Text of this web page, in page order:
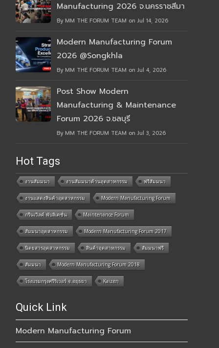
Manufacturing 2026 จ.นครราชสีมา
By MM THE FORUM TEAM on Jul 14, 2026
Modern Manufacturing Forum
2026 @Songkhla
By MM THE FORUM TEAM on Jul 4, 2026
Post Show Modern
Manufacturing & Maintenance
Forum 2026 จ.ชลบุรี
By MM THE FORUM TEAM on Jul 3, 2026
Hot Tags
งานสัมมนา งานสัมมนาด้านอุตสาหกรรม ฟรีสัมมนา
งานแสดงสินค้าอุตสาหกรรม Modern Manufacturing Forum
กรีนเวิลด์ พับลิเคชั่น Maintenance Forum
สัมมนาอุตสาหกรรม Modern Manufacturing Forum 2017
นิตยสารอุตสาหกรรม สินค้าอุตสาหกรรม สัมมนาฟรี
สัมมนา Modern Manufacturing Forum 2018
โรงแรมกรุงศรีริเวอร์ จ.อยุธยา Kaizen
Quick Link
Modern Manufacturing Forum